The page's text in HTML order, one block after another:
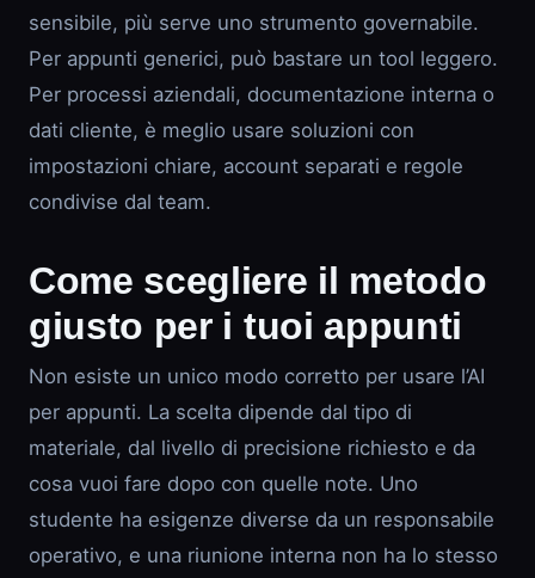
sensibile, più serve uno strumento governabile.
Per appunti generici, può bastare un tool leggero.
Per processi aziendali, documentazione interna o
dati cliente, è meglio usare soluzioni con
impostazioni chiare, account separati e regole
condivise dal team.
Come scegliere il metodo
giusto per i tuoi appunti
Non esiste un unico modo corretto per usare l’AI
per appunti. La scelta dipende dal tipo di
materiale, dal livello di precisione richiesto e da
cosa vuoi fare dopo con quelle note. Uno
studente ha esigenze diverse da un responsabile
operativo, e una riunione interna non ha lo stesso